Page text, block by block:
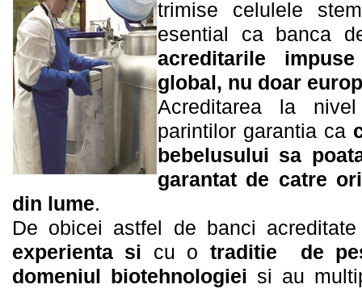
trimise celulele
esential ca banca
acreditarile
global, nu doar
Acreditarea la
parintilor garantia ca
bebelusului sa
garantat de catre
din lume.
De obicei astfel de banci
experienta si cu o traditie de
domeniul biotehnologiei si au